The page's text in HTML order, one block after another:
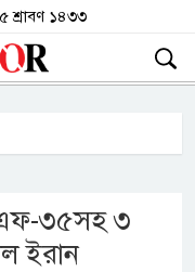
শ্রাবণ ১৪৩৩
এফ-৩৫সহ ৩
ইরান